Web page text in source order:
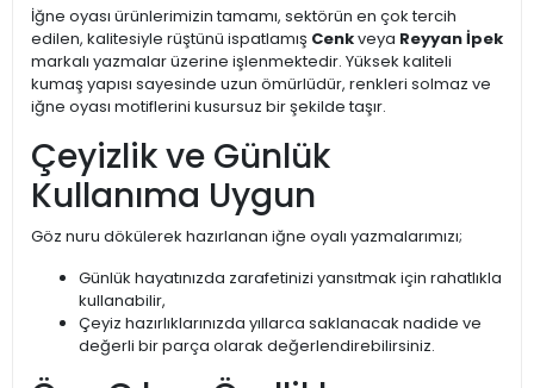
İğne oyası ürünlerimizin tamamı, sektörün en çok tercih
edilen, kalitesiyle rüştünü ispatlamış Cenkveya Reyyan İpek
markalı yazmalar üzerine işlenmektedir. Yüksek kaliteli
kumaş yapısı sayesinde uzun ömürlüdür, renkleri solmaz ve
iğne oyası motiflerini kusursuz bir şekilde taşır.
Çeyizlik ve Günlük
Kullanıma Uygun
Göz nuru dökülerek hazırlanan iğne oyalı yazmalarımızı;
Günlük hayatınızda zarafetinizi yansıtmak için rahatlıkla
kullanabilir,
Çeyiz hazırlıklarınızda yıllarca saklanacak nadide ve
değerli bir parça olarak değerlendirebilirsiniz.